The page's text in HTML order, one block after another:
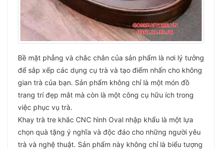
Bề mặt phẳng và chắc chắn của sản phẩm là nơi lý tưởng
để sắp xếp các dụng cụ trà và tạo điểm nhấn cho không
gian trà của bạn. Sản phẩm không chỉ là một món đồ
trang trí đẹp mắt mà còn là một công cụ hữu ích trong
việc phục vụ trà.
Khay trà tre khắc CNC hình Oval nhập khẩu là một lựa
chọn quà tặng ý nghĩa và độc đáo cho những người yêu
trà và nghệ thuật. Sản phẩm này không chỉ là biểu tượng